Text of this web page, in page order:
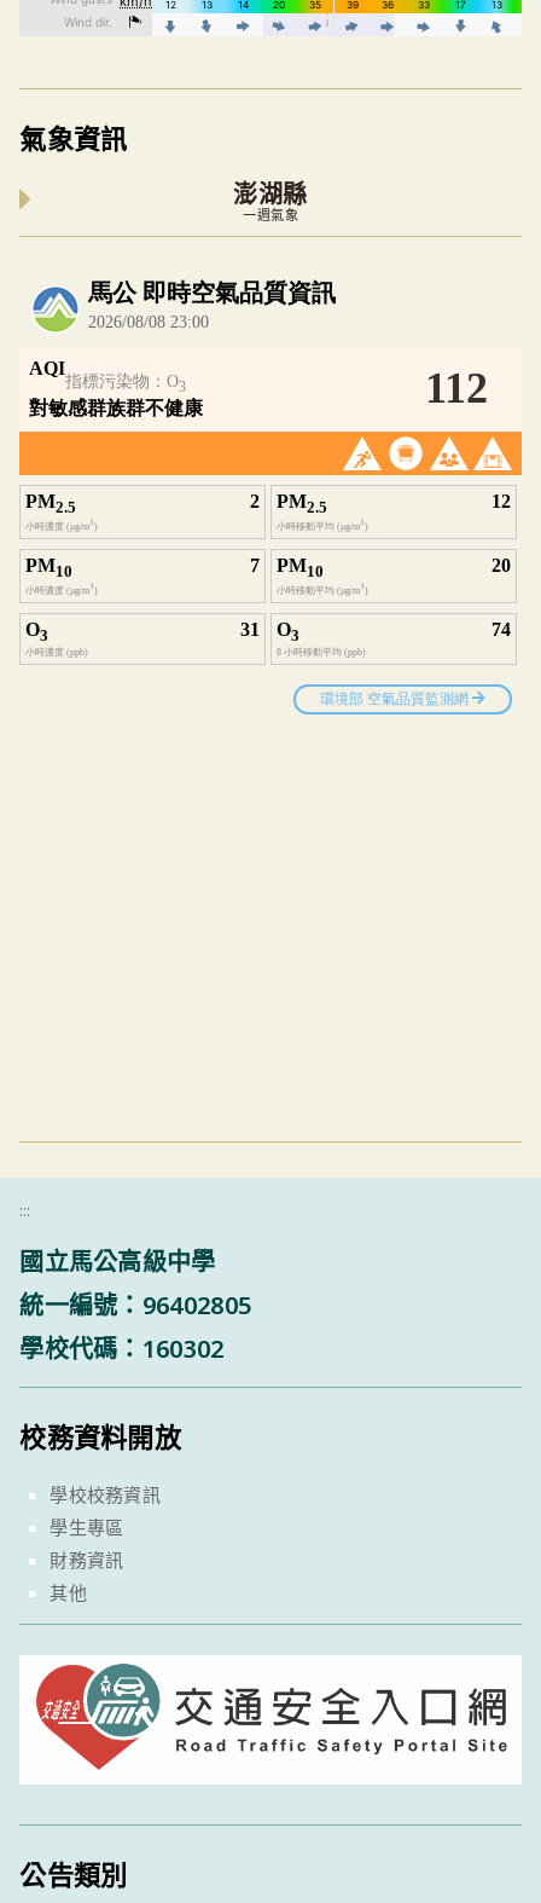
氣象資訊
澎湖縣
一週氣象
內嵌空氣品質小工具為視覺預覽，完整即時空
:::
國立馬公高級中學
統一編號：96402805
學校代碼：160302
校務資料開放
學校校務資訊
學生專區
財務資訊
其他
公告類別